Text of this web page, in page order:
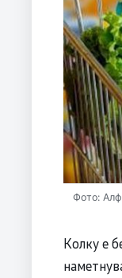
Фото:
Колку е